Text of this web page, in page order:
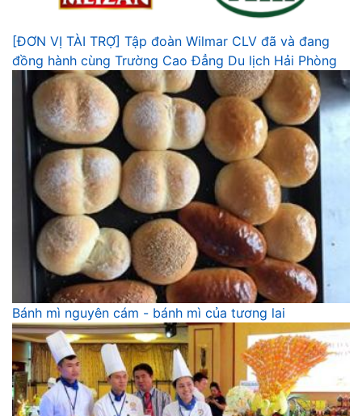
[ĐƠN VỊ TÀI TRỢ] Tập đoàn Wilmar CLV đã và đang
đồng hành cùng Trường Cao Đẳng Du lịch Hải Phòng
Bánh mì nguyên cám - bánh mì của tương lai